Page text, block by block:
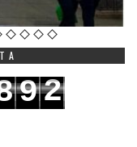
92